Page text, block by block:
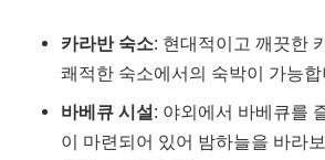
카라반 숙소: 현대적이고 깨끗한
쾌적한 숙소에서의 숙박이 가능합
바베큐 시설: 야외에서 바베큐를
이 마련되어 있어 밤하늘을 바라